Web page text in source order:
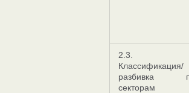
2.3.
Классификация/
разбивка
секторам